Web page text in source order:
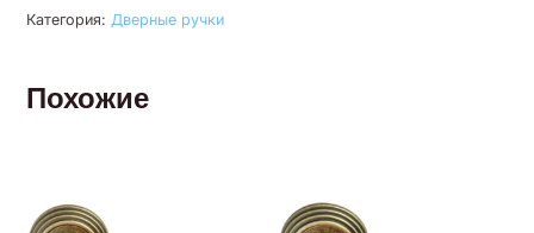
Категория: Дверные ручки
Похожие